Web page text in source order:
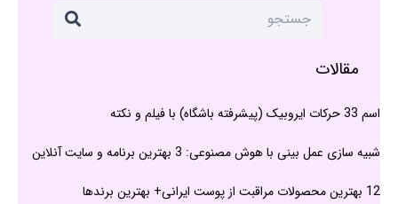
مقالات
اسم 33 حرکات ایروبیک (پیشرفته باشگاه) با فیلم و نکته
شبیه سازی عمل بینی با هوش مصنوعی: 3 بهترین برنامه و سایت آنلاین
12 بهترین محصولات مراقبت از پوست ایرانی+ بهترین برندها